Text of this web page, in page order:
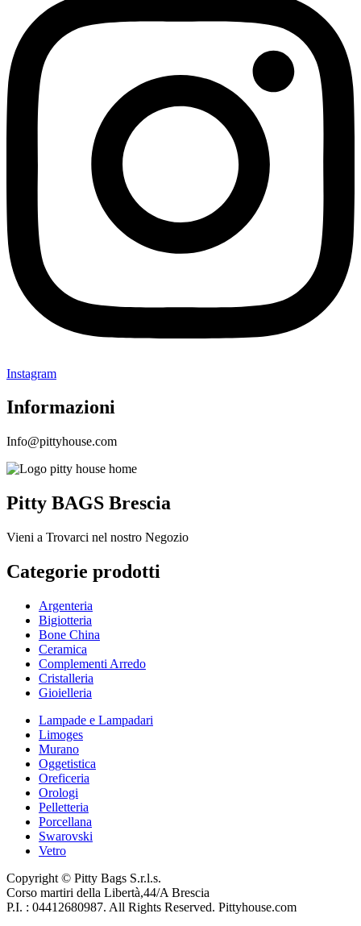
Instagram
Informazioni
Info@pittyhouse.com
Pitty BAGS Brescia
Vieni a Trovarci nel nostro Negozio
Categorie prodotti
Argenteria
Bigiotteria
Bone China
Ceramica
Complementi Arredo
Cristalleria
Gioielleria
Lampade e Lampadari
Limoges
Murano
Oggetistica
Oreficeria
Orologi
Pelletteria
Porcellana
Swarovski
Vetro
Copyright © Pitty Bags S.r.l.s.
Corso martiri della Libertà,44/A Brescia
P.I. : 04412680987. All Rights Reserved. Pittyhouse.com